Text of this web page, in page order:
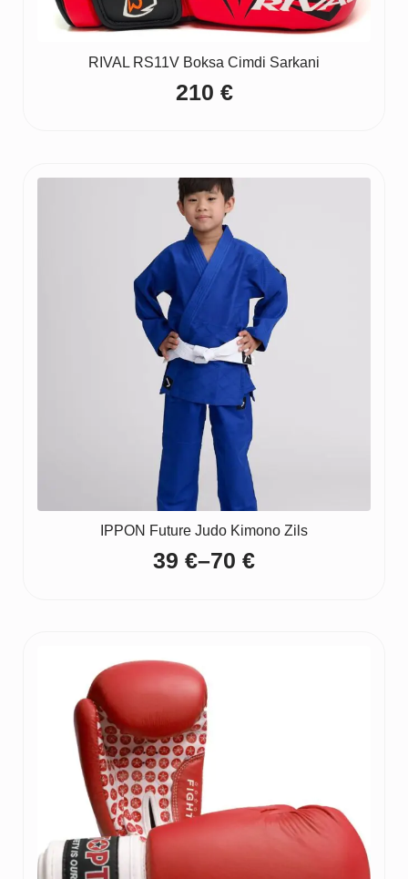
RIVAL RS11V Boksa Cimdi Sarkani
210 €
IPPON Future Judo Kimono Zils
39 €–70 €
Price
70 €